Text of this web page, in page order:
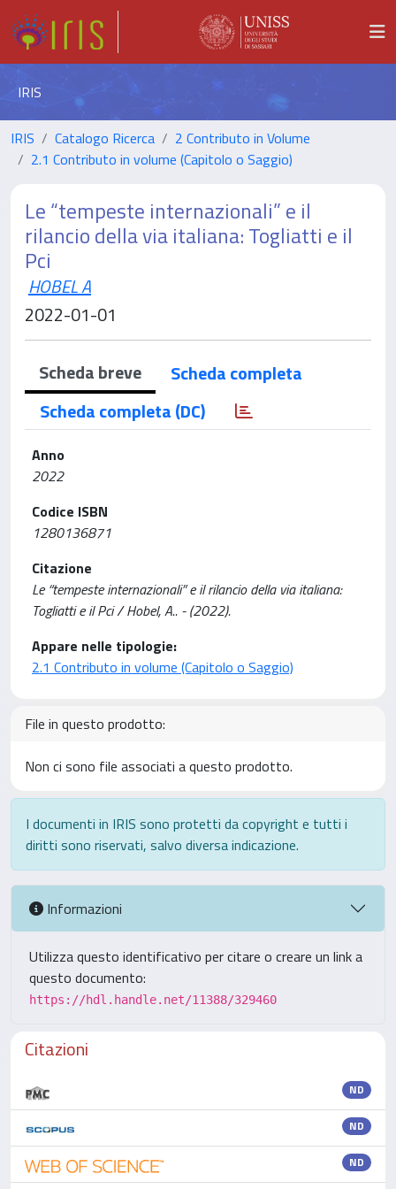
IRIS
IRIS Catalogo Ricerca
2 Contributo in Volume
2.1 Contributo in volume (Capitolo o Saggio)
Le “tempeste internazionali” e il
rilancio della via italiana: Togliatti e il
Pci
HOBEL A
2022-01-01
Scheda breve
Scheda completa
Scheda completa (DC)
Anno
2022
Codice ISBN
1280136871
Citazione
Le “tempeste internazionali” e il rilancio della via italiana:
Togliatti e il Pci / Hobel, A.. - (2022).
Appare nelle tipologie:
2.1 Contributo in volume (Capitolo o Saggio)
File in questo prodotto:
Non ci sono file associati a questo prodotto.
I documenti in IRIS sono protetti da copyright e tutti i
diritti sono riservati, salvo diversa indicazione.
Informazioni
Utilizza questo identificativo per citare o creare un link a
questo documento:
https://hdl.handle.net/11388/329460
Citazioni
ND
ND
ND